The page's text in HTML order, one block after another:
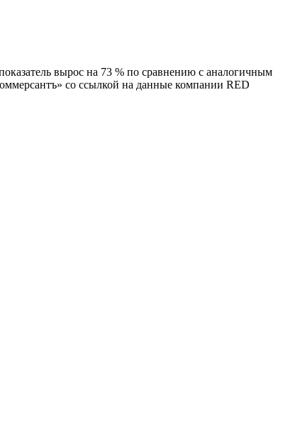
вырос на 73 % по сравнению с аналогичным
со ссылкой на данные компании RED